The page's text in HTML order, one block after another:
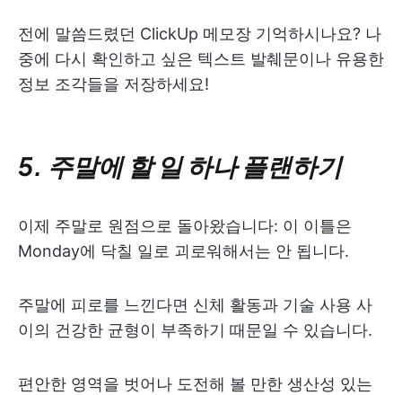
전에 말씀드렸던 ClickUp 메모장 기억하시나요? 나
중에 다시 확인하고 싶은 텍스트 발췌문이나 유용한
정보 조각들을 저장하세요!
5. 주말에 할 일 하나 플랜하기
이제 주말로 원점으로 돌아왔습니다: 이 이틀은
Monday에 닥칠 일로 괴로워해서는 안 됩니다.
주말에 피로를 느낀다면 신체 활동과 기술 사용 사
이의 건강한 균형이 부족하기 때문일 수 있습니다.
편안한 영역을 벗어나 도전해 볼 만한 생산성 있는